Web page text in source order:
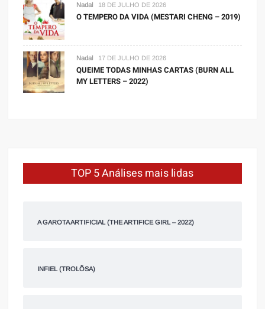
Nadal 18 DE JULHO DE 2026
O TEMPERO DA VIDA (MESTARI CHENG – 2019)
Nadal 17 DE JULHO DE 2026
QUEIME TODAS MINHAS CARTAS (BURN ALL
MY LETTERS – 2022)
TOP 5 Análises mais lidas
A GAROTA ARTIFICIAL (THE ARTIFICE GIRL – 2022)
INFIEL (TROLÕSA)